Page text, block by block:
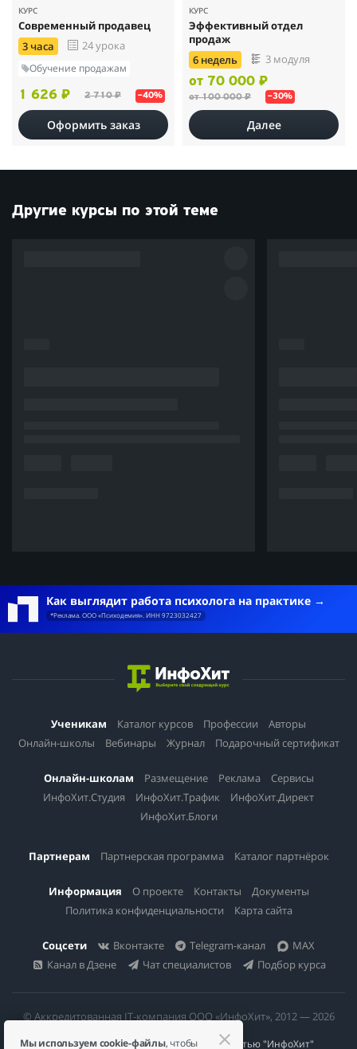
КУРС
Современный продавец
3 часа
24 урока
Обучение продажам
1 626 ₽ 2 710 ₽ –40%
Оформить заказ
КУРС
Эффективный отдел
продаж
6 недель 3 модуля
от 70 000 ₽
от 100 000 ₽ –30%
Далее
Другие курсы по этой теме
Как выглядит работа психолога на практике
*Реклама. ООО «Психодемия». ИНН 9723032427
Ученикам Каталог курсов Профессии
Авторы
Онлайн-школы
Вебинары Журнал Подарочный сертификат
Онлайн-школам Размещение Реклама
Сервисы
ИнфоХит.Студия
ИнфоХит.Трафик
ИнфоХит.Директ
ИнфоХит.Блоги
Партнерам Партнерская программа Каталог партнёрок
Информация О проекте Контакты
Документы
Политика конфиденциальности
Карта сайта
Соцсети Вконтакте Telegram-канал
MAX
Канал в Дзене
Чат специалистов Подбор курса
© Аккредитованная IT-компания ООО «ИнфоХит», 2012 — 2026
Общество с ограниченной ответственностью "ИнфоХит"
Мы используем cookie-файлы, чтобы